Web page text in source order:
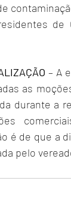
de
– A
as
durante a
é de que a
pelo